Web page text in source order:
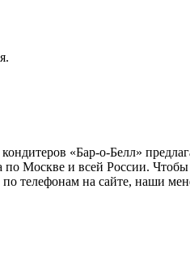
«Бар-о-Белл»
Москве и всей России. Чтобы
телефонам на сайте, наши